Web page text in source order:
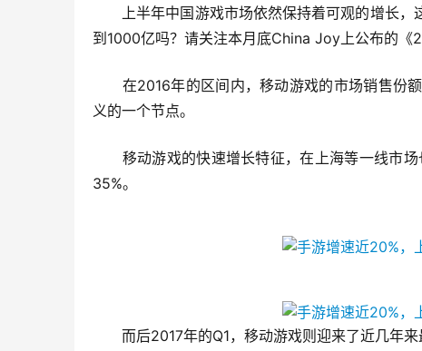
上半年中国游戏市场依然保持着可观的增长，
到1000亿吗？请关注本月底China Joy上公布的《
在2016年的区间内，移动游戏的市场销售份额
义的一个节点。
移动游戏的快速增长特征，在上海等一线市场
35%。
而后2017年的Q1，移动游戏则迎来了近几年来